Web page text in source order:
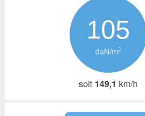
105
daN/m2
soit 149,1 km/h